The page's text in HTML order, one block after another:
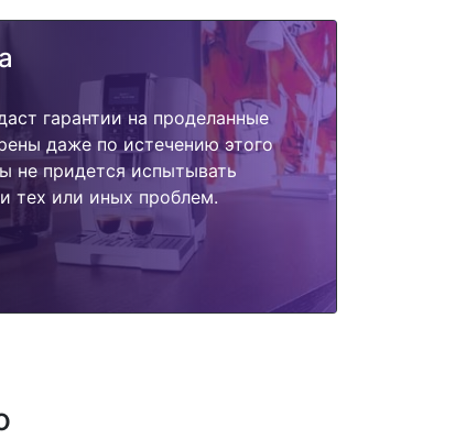
гарантии на проделанные
даже по истечению этого
не придется испытывать
тех или иных проблем.